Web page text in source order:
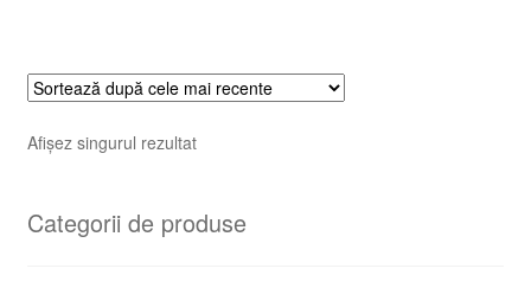
Afișez singurul rezultat
Categorii de produse